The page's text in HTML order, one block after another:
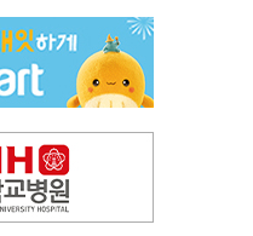
…"3분기 중 주주환원 방안 확정"
제28대 울릉군 부군수 취임
임 상장설에 술렁[개미와글와글]